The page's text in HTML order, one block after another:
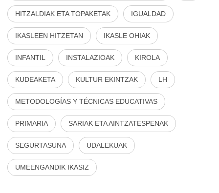
HITZALDIAK ETA TOPAKETAK IGUALDAD
IKASLEEN HITZETAN IKASLE OHIAK
INFANTIL INSTALAZIOAK KIROLA
KUDEAKETA KULTUR EKINTZAK LH
METODOLOGÍAS Y TÉCNICAS EDUCATIVAS
PRIMARIA SARIAK ETA AINTZATESPENAK
SEGURTASUNA UDALEKUAK
UMEENGANDIK IKASIZ